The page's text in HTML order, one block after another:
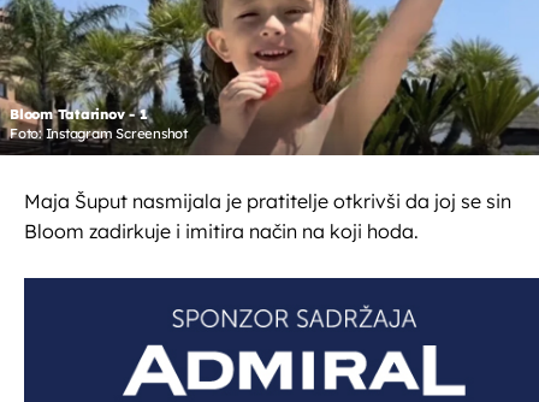
Bloom Tatarinov - 1
Foto: Instagram Screenshot
Maja Šuput nasmijala je pratitelje otkrivši da joj se sin
Bloom zadirkuje i imitira način na koji hoda.